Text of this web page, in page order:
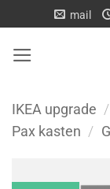
naar
inhoud
mail
IKEA upgrade /
Pax kasten /